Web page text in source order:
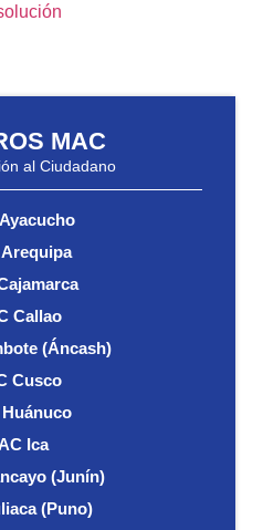
MAC
al Ciudadano
Callao
(Áncash)
Cusco
Ica
(Junín)
(Puno)